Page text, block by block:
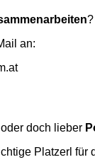
?
an:
oder doch lieber
Platzerl für